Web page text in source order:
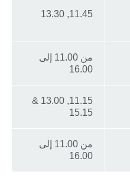
11.45, 13.30
من 11.00 إلى
16.00
11.15, 13.00 &
15.15
من 11.00 إلى
16.00